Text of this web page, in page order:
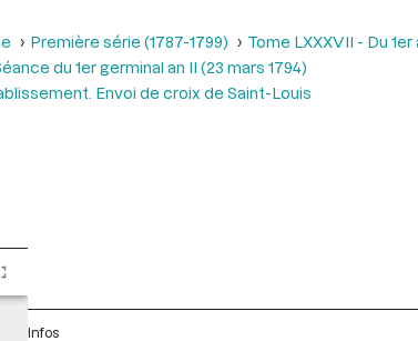
Première série (1787-1799)
Tome LXXXVII - Du 1er
du 1er germinal an II (23 mars 1794)
Envoi de croix de Saint-Louis
Infos